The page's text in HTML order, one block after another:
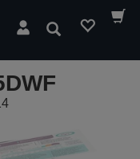
Hae